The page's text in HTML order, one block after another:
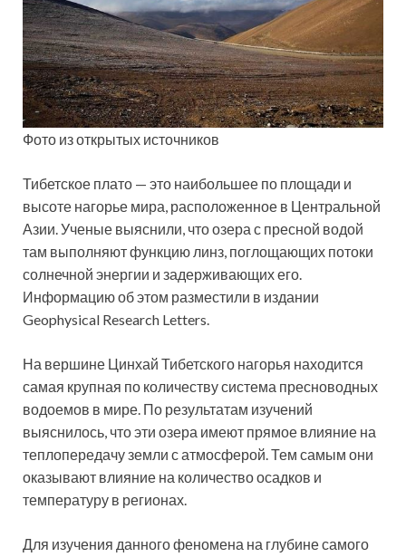
Фото из открытых источников
Тибетское плато — это наибольшее по площади и
высоте нагорье мира, расположенное в Центральной
Азии. Ученые выяснили, что озера с пресной водой
там выполняют функцию линз, поглощающих потоки
солнечной энергии и задерживающих его.
Информацию об этом разместили в издании
Geophysical Research Letters.
На вершине Цинхай Тибетского нагорья находится
самая крупная по количеству система пресноводных
водоемов в мире. По результатам изучений
выяснилось, что эти озера имеют прямое влияние на
теплопередачу земли с атмосферой. Тем самым они
оказывают влияние на количество осадков и
температуру в регионах.
Для изучения данного феномена на глубине самого